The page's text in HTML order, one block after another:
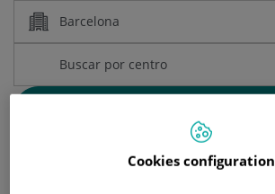
Resultados de la búsqueda
Cookies configuration